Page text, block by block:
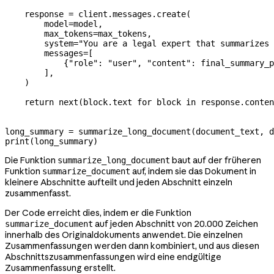
    response
= client.messages.create(
        model
=model,
        max_tokens
=max_tokens,
        system
="You are a legal expert that summarizes
        messages
= [
            {
"role" : "user" , "content" :
        ],
    )
    return
next (block.text for block in
long_summary =
print (long_summary)
Die Funktion summarize_long_document baut auf der früheren
Funktion summarize_document auf, indem sie das Dokument in
kleinere Abschnitte aufteilt und jeden Abschnitt einzeln
zusammenfasst.
Der Code erreicht dies, indem er die Funktion
summarize_document auf jeden Abschnitt von 20.000 Zeichen
innerhalb des Originaldokuments anwendet. Die einzelnen
Zusammenfassungen werden dann kombiniert, und aus diesen
Abschnittszusammenfassungen wird eine endgültige
Zusammenfassung erstellt.